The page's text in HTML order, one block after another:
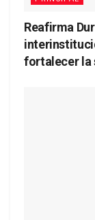
Reafirma
fortalecer la